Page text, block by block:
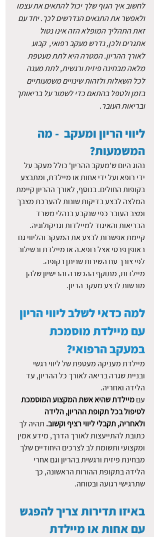
לחשוב איך הגוף שלך יכול להתאים את עצמו
ולאפשר את התנאים הנדרשים לכך. יחד עם
זאת התהליך המופלא הזה אינו נטול
אתגרים ולכן, נדרש מעקב רפואי,  קבוע
לאורך ההריון. המטרה היא לתת מעטפת
מלאה מבחינה פיזית ורגשית, לתת מענה
לכל השאלות ולזהות שינויים משמעותיים
בזמן ולטפל בהתאם כדי לשמור על בריאותך
ובריאות העובר.
ליווי הריון ומעקב  - מה
המשמעות?
נהוג היום ש'מעקב ההריון' כולל מעקב על
ידי רופא ועל ידי אחות או מיילדת, ומתבצע
בקופות החולים. בנוסף, לאורך ההריון קיימת
המלצה לבצע בדיקות שונות להערכת מצבך
ומצב העובר כפי שנקבע בנהלי משרד
הבריאות והאיגוד למיילדות וגניקולוגיה.
קיימת אפשרות לבצע את המעקב והליווי גם
באופן פרטי אצל רופא.ה או מיילדת ובשילוב
לפי צורך עם השירות שניתן בקופה.
מיילדות, מתוקף ההכשרה והרישיון שלהן
מורשות לבצע מעקב הריון.
למה כדאי לשלב ליווי הריון
עם מיילדת מוסמכת
במעקב הרפואי?
מיילדת מעניקה מעטפת של ליווי רגשי
ובניית שגרה בריאה לאורך כל ההריון, עד
הלידה ואחריה.
עם מיילדת שהיא אשת המקצוע המוסמכת
לטיפול בכל תקופת ההריון, הלידה
ולאחריה, תקבלי ליווי רציף וקשוב. תהיה לך
כתובת להתייעצות לאורך הדרך, מידע אמין
ומקצועי ותשומת לב לצרכים היחודיים שלך
מבחינת פיזית ורגשית בהריון וגם אחרי
הלידה בתקופת ההורות הראשונה, כך
שתרגישי רגועה ובטוחה.
באיזו תדירות צריך להפגש
עם אחות או מיילדת